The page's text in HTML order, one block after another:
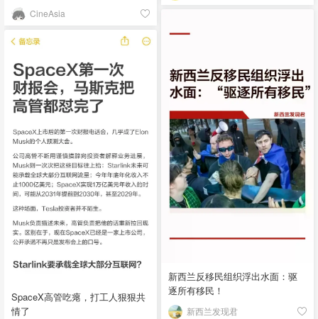
CineAsia
新西兰反移民组织浮出水面：驱
逐所有移民！
新西兰发现君
SpaceX高管吃瘪，打工人狠狠共
情了